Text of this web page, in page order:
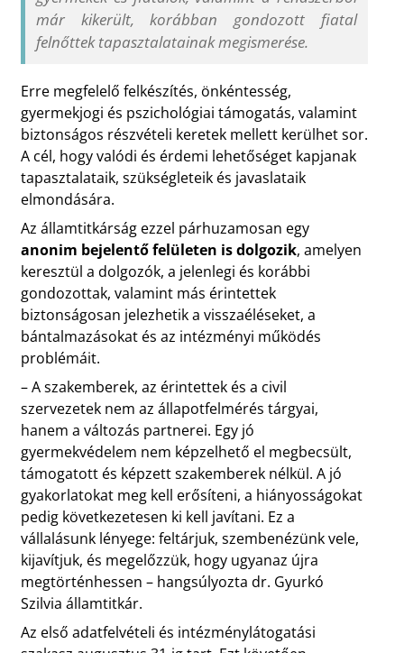
már kikerült, korábban gondozott fiatal
felnőttek tapasztalatainak megismerése.
Erre megfelelő felkészítés, önkéntesség,
gyermekjogi és pszichológiai támogatás, valamint
biztonságos részvételi keretek mellett kerülhet sor.
A cél, hogy valódi és érdemi lehetőséget kapjanak
tapasztalataik, szükségleteik és javaslataik
elmondására.
Az államtitkárság ezzel párhuzamosan egy
anonim bejelentő felületen is dolgozik, amelyen
keresztül a dolgozók, a jelenlegi és korábbi
gondozottak, valamint más érintettek
biztonságosan jelezhetik a visszaéléseket, a
bántalmazásokat és az intézményi működés
problémáit.
– A szakemberek, az érintettek és a civil
szervezetek nem az állapotfelmérés tárgyai,
hanem a változás partnerei. Egy jó
gyermekvédelem nem képzelhető el megbecsült,
támogatott és képzett szakemberek nélkül. A jó
gyakorlatokat meg kell erősíteni, a hiányosságokat
pedig következetesen ki kell javítani. Ez a
vállalásunk lényege: feltárjuk, szembenézünk vele,
kijavítjuk, és megelőzzük, hogy ugyanaz újra
megtörténhessen – hangsúlyozta dr. Gyurkó
Szilvia államtitkár.
Az első adatfelvételi és intézménylátogatási